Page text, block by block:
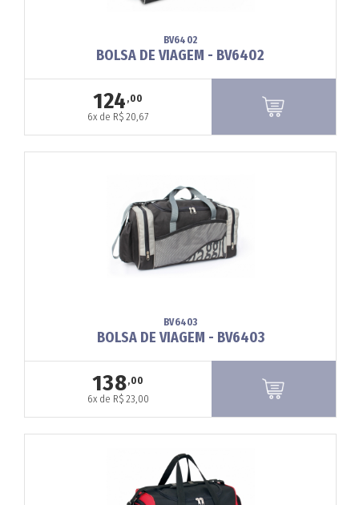
BV6402
BOLSA DE VIAGEM - BV6402
124 ,00
6x de R$ 20,67
BV6403
BOLSA DE VIAGEM - BV6403
138,00
6x de R$ 23,00